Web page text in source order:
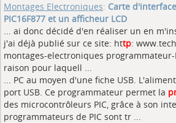
Montages Electroniques: Carte
PIC16F877 et un afficheur LCD
... ai donc décidé d'en réaliser un en
j'ai déjà publié sur ce site: http:
montages-electroniques programmateur-
raison pour laquell ...
... PC au moyen d'une fiche USB.
port USB. Ce programmateur permet la
des microcontrôleurs PIC, grâce à son
programmateurs de PIC sont tr ...